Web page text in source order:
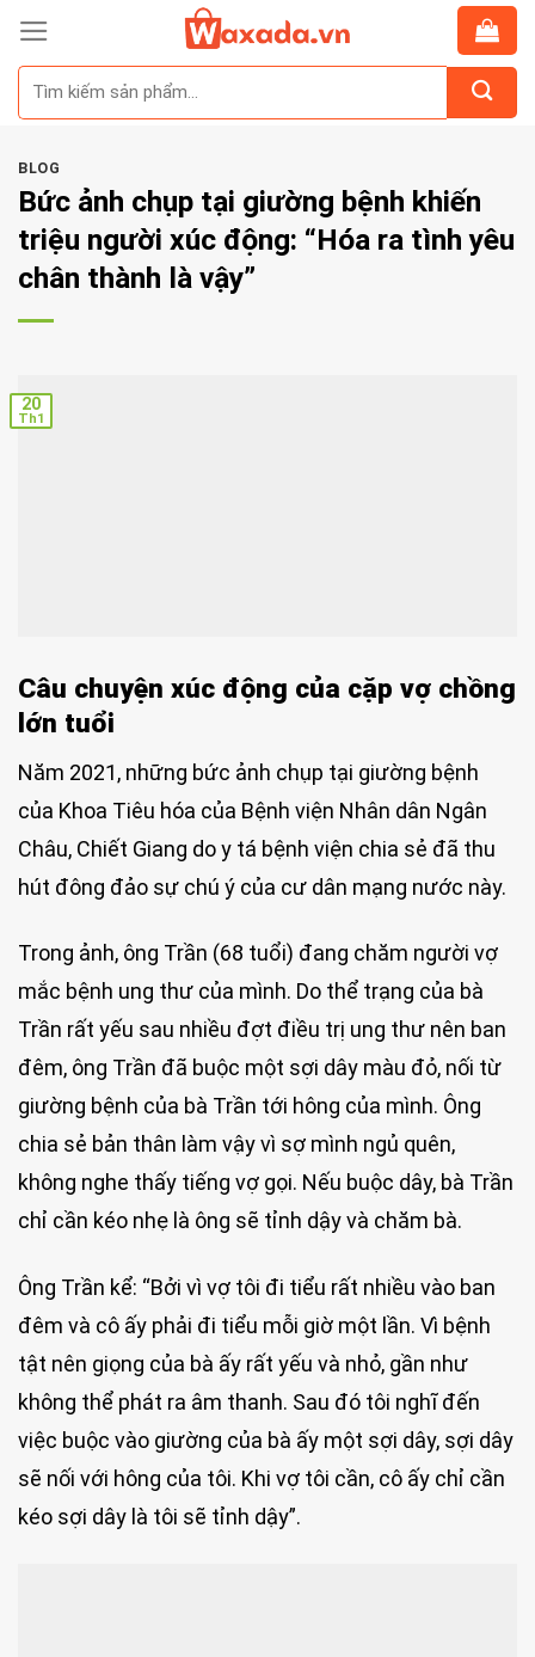
Skip
content
BLOG
Bức ảnh chụp tại giường bệnh khiến
triệu người xúc động: “Hóa ra tình yêu
chân thành là vậy”
20
Th1
Câu chuyện xúc động của cặp vợ chồng
lớn tuổi
Năm 2021, những bức ảnh chụp tại giường bệnh
của Khoa Tiêu hóa của Bệnh viện Nhân dân Ngân
Châu, Chiết Giang do y tá bệnh viện chia sẻ đã thu
hút đông đảo sự chú ý của cư dân mạng nước này.
Trong ảnh, ông Trần (68 tuổi) đang chăm người vợ
mắc bệnh ung thư của mình. Do thể trạng của bà
Trần rất yếu sau nhiều đợt điều trị ung thư nên ban
đêm, ông Trần đã buộc một sợi dây màu đỏ, nối từ
giường bệnh của bà Trần tới hông của mình. Ông
chia sẻ bản thân làm vậy vì sợ mình ngủ quên,
không nghe thấy tiếng vợ gọi. Nếu buộc dây, bà Trần
chỉ cần kéo nhẹ là ông sẽ tỉnh dậy và chăm bà.
Ông Trần kể: “Bởi vì vợ tôi đi tiểu rất nhiều vào ban
đêm và cô ấy phải đi tiểu mỗi giờ một lần. Vì bệnh
tật nên giọng của bà ấy rất yếu và nhỏ, gần như
không thể phát ra âm thanh. Sau đó tôi nghĩ đến
việc buộc vào giường của bà ấy một sợi dây, sợi dây
sẽ nối với hông của tôi. Khi vợ tôi cần, cô ấy chỉ cần
kéo sợi dây là tôi sẽ tỉnh dậy”.